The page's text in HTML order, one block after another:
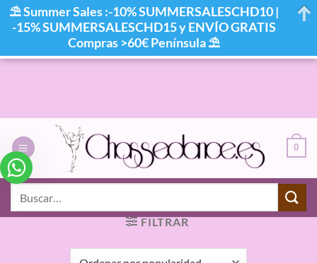
0
INICIO / PRODUCTOS ETIQUETADOS “SANDALIAS
FILTRAR
⛱ Summer Sales :-10% SUMMERSALESCHD10 |
-15% SUMMERSALESCHD15 y ENVÍO GRATIS
Compras >60€ Península ⛱